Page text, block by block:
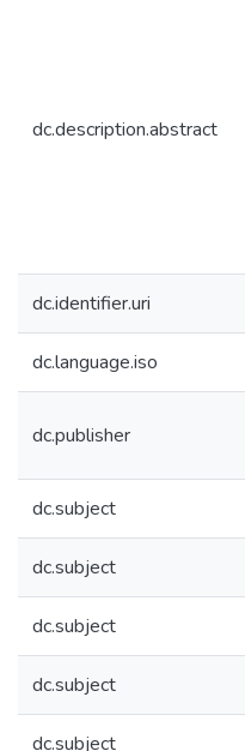
dc.description.abstract
dc.identifier.uri
dc.language.iso
dc.publisher
dc.subject
dc.subject
dc.subject
dc.subject
dc.subject